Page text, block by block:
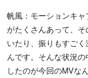
帆風：モーションキ
がたくさんあって、
いたり、振りもすご
んです。そんな状況
したのが今回のMVな